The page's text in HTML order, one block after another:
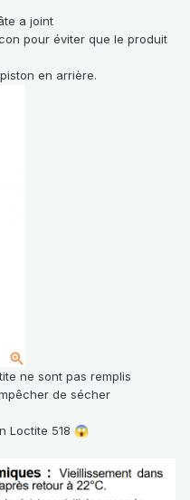
a joint
pour éviter que le produit
en arrière.
ne sont pas remplis
de sécher
Loctite 518 😱